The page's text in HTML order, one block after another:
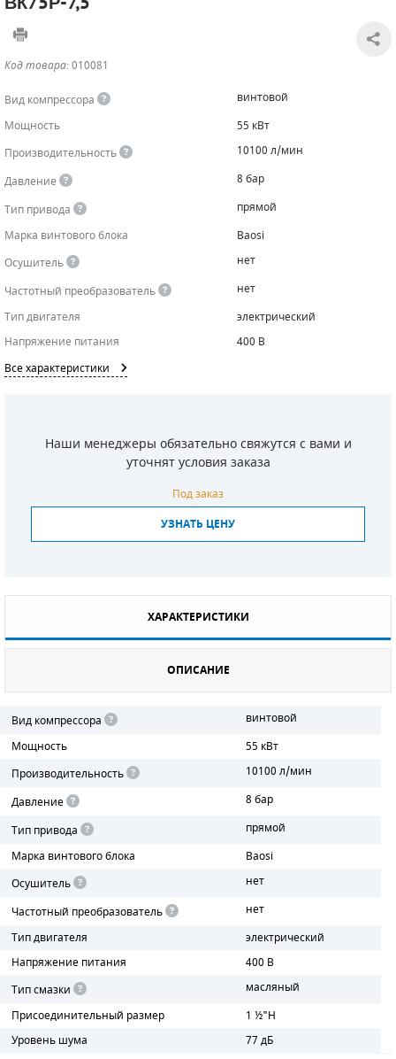
Код товара:010081
Вид компрессора
винтовой
Мощность
55 кВт
Производительность
10100 л/мин
Давление
8 бар
Тип привода
прямой
Марка винтового блока
Baosi
Осушитель
нет
Частотный преобразователь
нет
Тип двигателя
электрический
Напряжение питания
400 В
Все характеристики
Наши менеджеры обязательно свяжутся с вами и
уточнят условия заказа
Под заказ
УЗНАТЬ ЦЕНУ
ХАРАКТЕРИСТИКИ
ОПИСАНИЕ
Вид компрессора
винтовой
Мощность
55 кВт
Производительность
10100 л/мин
Давление
8 бар
Тип привода
прямой
Марка винтового блока
Baosi
Осушитель
нет
Частотный преобразователь
нет
Тип двигателя
электрический
Напряжение питания
400 В
Тип смазки
масляный
Присоединительный размер
1 ½"H
Уровень шума
77 дБ
САДОВАЯ ТЕХНИКА
ЧИЛЛЕРЫ
КАНАЛИЗАЦИОННЫЕ НАСОСЫ
БЕНЗИНОВЫЕ МОТОПОМПЫ
ТАЛИ И ТЕЛЬФЕРЫ
ОСВЕТИТЕЛЬНЫЕ МАЧТЫ
КОНТРОЛЛЕРЫ (БЛОКИ УПРАВЛЕНИЯ)
ПРЕДОХРАНИТЕЛЬНЫЕ КЛАПАНЫ
ОБРАТНЫЕ КЛАПАНЫ
РЕЛЕ ДАВЛЕНИЯ ДЛЯ ДЛЯ КОМПРЕССОРОВ
ДАТЧИКИ
РУКАВА ВЫСОКОГО ДАВЛЕНИЯ (РВД)
ЗАПЧАСТИ ДЛЯ ВИНТОВЫХ КОМПРЕССОРОВ
ФИЛЬТРОВ
ДИЗЕЛЬНЫЕ ДВИГАТЕЛИ
ДЕТАЛИ ДВС
МОТОРНОЕ МАСЛО
РАДИАТОРЫ
ПОРШНЕВЫЕ БЛОКИ
ДЕТАЛИ ПОРШНЕВЫХ КОМПРЕССОРОВ
ДЕТАЛИ СПИРАЛЬНЫХ КОМПРЕССОРОВ
ДЕТАЛИ НАСОСНОЙ ЧАСТИ
ДЕТАЛИ ПОГРУЖНЫХ НАСОСОВ
ШЛАНГИ ДЛЯ МОТОПОМП